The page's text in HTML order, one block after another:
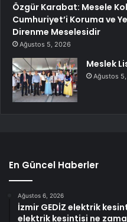
Özgür Karabat: Mesele
Cumhuriyet’i Koruma ve
Direnme Meselesidir
Ağustos 5, 2026
Meslek
Ağustos
En Güncel Haberler
Ağustos 6, 2026
İzmir GEDİZ elektrik
elektrik kesintisi ne